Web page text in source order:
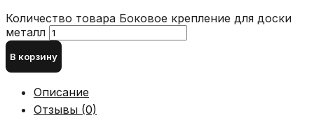
Количество товара Боковое крепление для доски
металл
В корзину
Описание
Отзывы (0)